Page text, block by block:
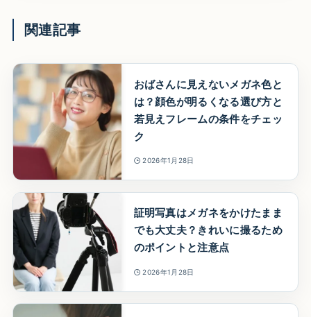
関連記事
おばさんに見えないメガネ色と
は？顔色が明るくなる選び方と
若見えフレームの条件をチェッ
ク
2026年1月28日
証明写真はメガネをかけたまま
でも大丈夫？きれいに撮るため
のポイントと注意点
2026年1月28日